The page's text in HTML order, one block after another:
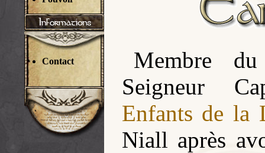
Contact
Membre
Seigneur
Enfants de la
Niall après